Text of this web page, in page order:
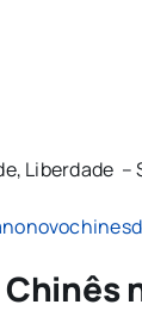
Liberdade –